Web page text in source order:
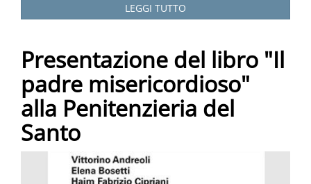
LEGGI TUTTO
Presentazione del libro "Il
padre misericordioso"
alla Penitenzieria del
Santo